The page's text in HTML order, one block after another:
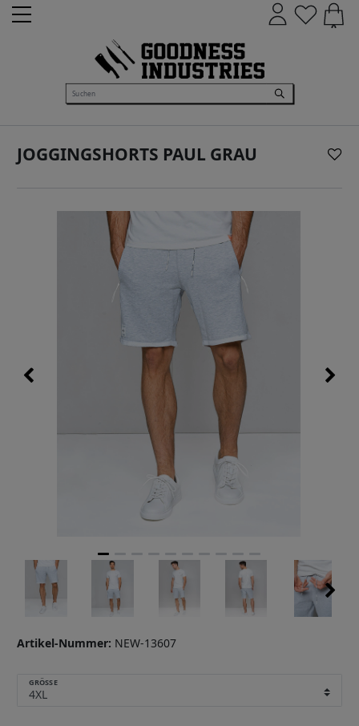
0
JOGGINGSHORTS PAUL GRAU
Artikel-Nummer: NEW-13607
GRÖSSE